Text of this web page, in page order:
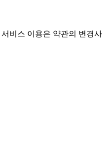
비스 이용은 약관의 변경사